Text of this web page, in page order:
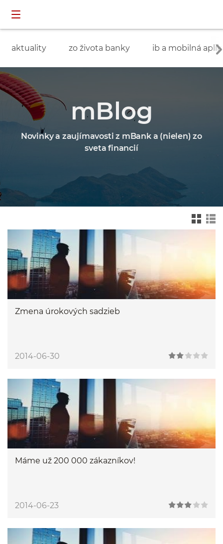
aktuality zo života banky ib a mobilná
mBlog
Novinky a zaujímavosti z mBank a (nielen) zo
sveta financií
widok drz
ewa
felkowy
Zmena úrokových sadzieb
2014-06-30
Máme už 200 000 zákazníkov!
2014-06-23